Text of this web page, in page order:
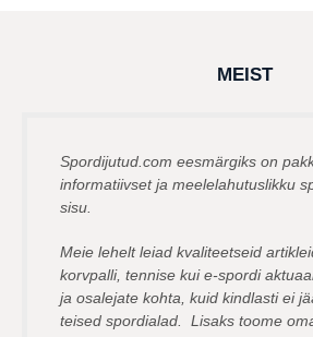
MEIST
Spordijutud.com eesmärgiks on
informatiivset ja meelelahutuslikku
sisu.
Meie lehelt leiad kvaliteetseid
korvpalli, tennise kui e-spordi
ja osalejate kohta, kuid kindlasti ei
teised spordialad. Lisaks toome